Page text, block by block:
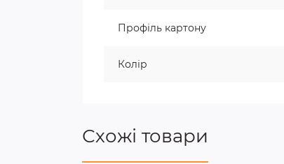
Профіль картону
Колір
Схожі товари